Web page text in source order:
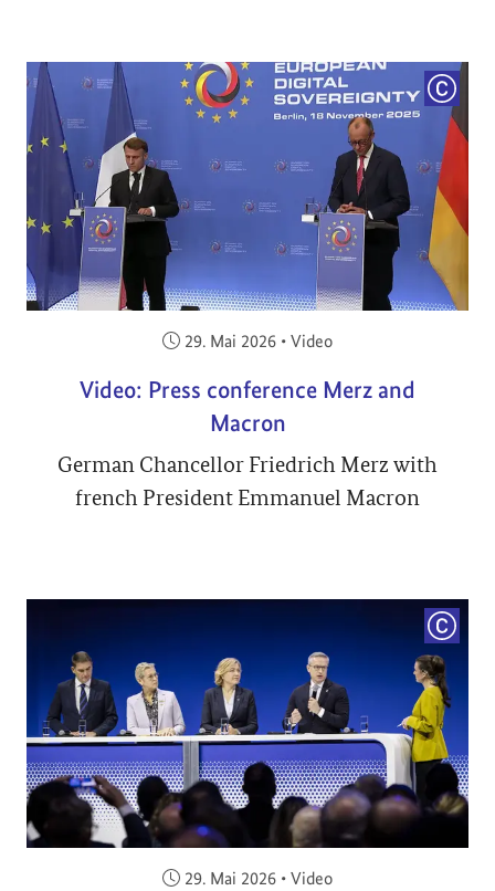
Veröffentlicht am:
29. Mai 2026 • Video
Video: Press conference Merz and
Macron
German Chancellor Friedrich Merz with
french President Emmanuel Macron
Veröffentlicht am:
29. Mai 2026 • Video